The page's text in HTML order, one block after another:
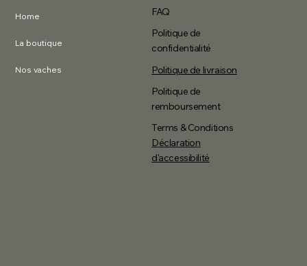
Home
La boutique
Nos vaches
FAQ
Politique de
confidentialité
Politique de livraison
Politique de
remboursement
Terms & Conditions
Déclaration
d'accessibilité